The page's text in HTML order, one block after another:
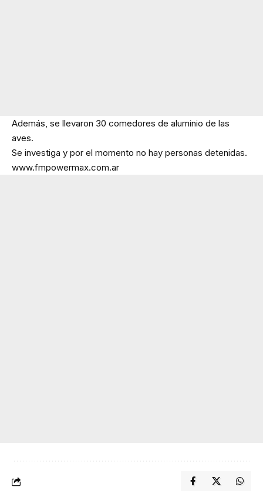
Además, se llevaron 30 comedores de aluminio de las
aves.
Se investiga y por el momento no hay personas detenidas.
www.fmpowermax.com.ar